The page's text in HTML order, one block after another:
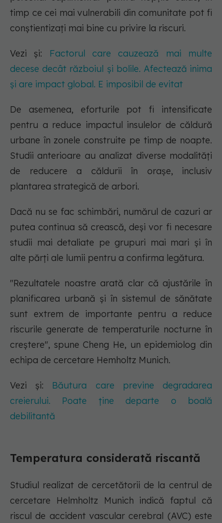
timp ce cei mai vulnerabili din comunitate pot fi
conștientizați mai bine cu privire la riscuri.
Vezi și: Factorul care cauzează mai multe
decese decât războiul și bolile. Afectează inima
și are impact global. E imposibil de evitat
De asemenea, eforturile pot fi intensificate
pentru a reduce impactul insulelor de căldură
urbane în zonele construite pe timp de noapte.
Studii anterioare au analizat diverse modalități
de reducere a căldurii în orașe, inclusiv
plantarea strategică de arbori.
Dacă nu se fac schimbări, numărul de cazuri ar
putea continua să crească, deși vor fi necesare
studii mai detaliate pe grupuri mai mari și în
alte părți ale lumii pentru a confirma legătura.
"Rezultatele noastre arată clar că ajustările în
planificarea urbană și în sistemul de sănătate
sunt extrem de importante pentru a reduce
riscurile generate de temperaturile nocturne în
creștere", spune Cheng He, un epidemiolog din
echipa de cercetare Hemholtz Munich.
Vezi și: Băutura care previne degradarea
creierului. Poate ține departe o boală
debilitantă
Temperatura considerată riscantă
Studiul realizat de cercetătorii de la centrul de
cercetare Helmholtz Munich indică faptul că
riscul de accident vascular cerebral (AVC) este